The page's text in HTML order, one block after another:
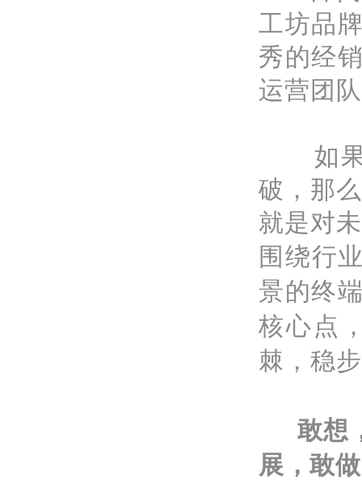
工坊品
秀的经
运营团
如
破，那
就是对
围绕行
景的终
核心点
棘，稳
敢想
展，敢